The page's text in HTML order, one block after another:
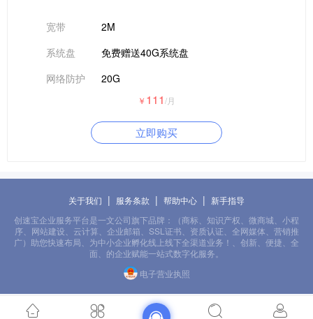
宽带
2M
系统盘
免费赠送40G系统盘
网络防护
20G
￥ 111/月
立即购买
关于我们 | 服务条款 | 帮助中心 | 新手指导
创速宝企业服务平台是一文公司旗下品牌：（商标、知识产权、微商城、小程
序、网站建设、云计算、企业邮箱、SSL证书、资质认证、全网媒体、营销推
广）助您快速布局、为中小企业孵化线上线下全渠道业务！、创新、便捷、全
面、的企业赋能一站式数字化服务。
电子营业执照